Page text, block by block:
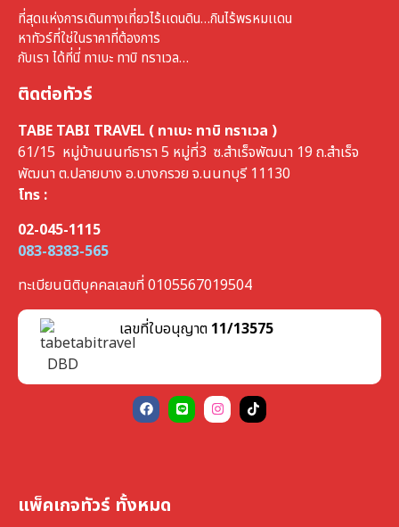
ที่สุดแห่งการเดินทางเที่ยวไร้เเดนดิน…กินไร้พรหมเเดน
หาทัวร์ที่ใช่ในราคาที่ต้องการ
กับเรา ได้ที่นี่ ทาเบะ ทาบิ ทราเวล…
ติดต่อทัวร์
TABE TABI TRAVEL ( ทาเบะ ทาบิ ทราเวล )
61/15 หมู่บ้านนนท์ธารา 5 หมู่ที่3 ซ.สำเร็จพัฒนา 19 ถ.สำเร็จ
พัฒนา ต.ปลายบาง อ.บางกรวย จ.นนทบุรี 11130
โทร :
02-045-1115
083-8383-565
ทะเบียนนิติบุคคลเลขที่ 0105567019504
เลขที่ใบอนุญาต 11/13575
แพ็คเกจทัวร์ ทั้งหมด